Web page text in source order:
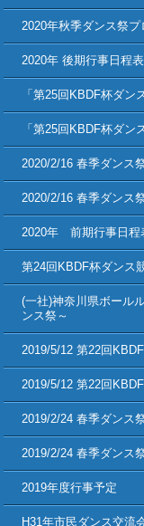
2020年秋季ダンス祭プ
2020年 後期行事日程表
「第25回KBDF杯ダ
「第25回KBDF杯ダ
2020/2/16 春季ダンス
2020/2/16 春季ダンス
2020年 前期行事日程
第24回KBDF杯ダンス
(一社)神奈川県ボール
ンス祭～
2019/5/12 第22回
2019/5/12 第22回
2019/2/24 春季ダンス
2019/2/24 春季ダンス
2019年度行事予定
H31年市民ダンス交流